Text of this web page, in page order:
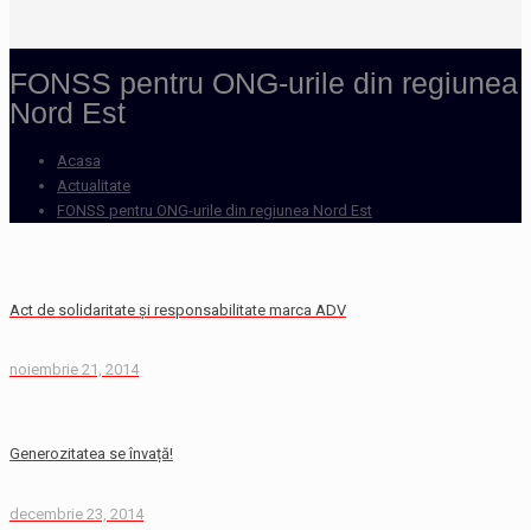
FONSS pentru ONG-urile din regiunea
Nord Est
Acasa
Actualitate
FONSS pentru ONG-urile din regiunea Nord Est
Act de solidaritate şi responsabilitate marca ADV
noiembrie 21, 2014
Generozitatea se învață!
decembrie 23, 2014